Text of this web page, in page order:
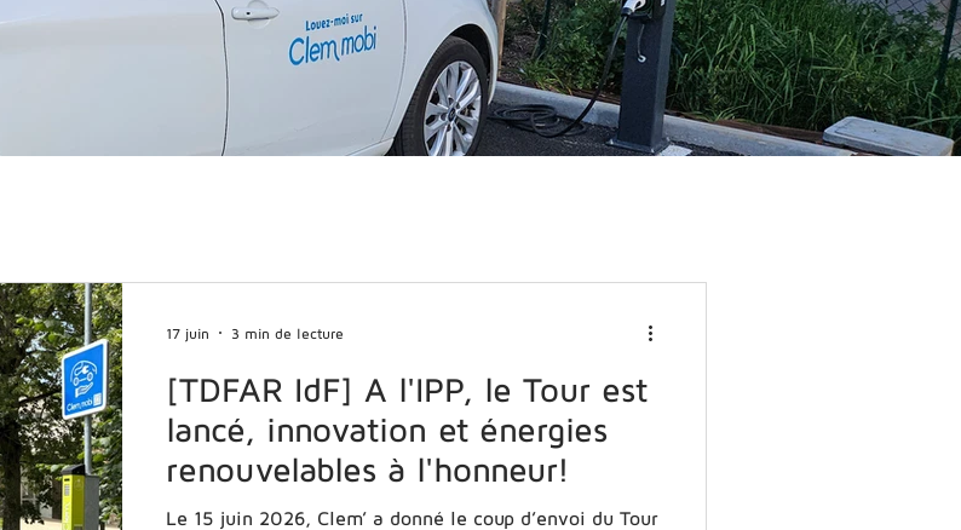
[TDFAR IdF] A l'IPP, le Tour est
lancé, innovation et énergies
renouvelables à l'honneur!
Le 15 juin 2026, Clem’ a donné le coup d’envoi du Tour
17 juin 3 min de lecture